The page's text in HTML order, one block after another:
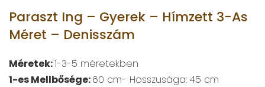
Paraszt Ing – Gyerek – Hímzett 3-As
Méret – Denisszám
Méretek:1-3-5 méretekben
1-es Mellbősége:60 cm- Hosszusága: 45 cm